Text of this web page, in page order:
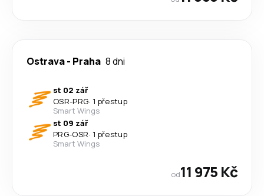
Ostrava- Praha 8 dni
st 02 zář
OSR-PRG· 1 přestup
Smart Wings
st 09 zář
PRG-OSR· 1 přestup
Smart Wings
od11 975 Kč